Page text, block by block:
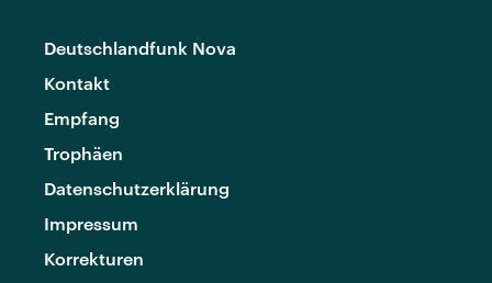
Deutschlandfunk Nova
Kontakt
Empfang
Trophäen
Datenschutzerklärung
Impressum
Korrekturen